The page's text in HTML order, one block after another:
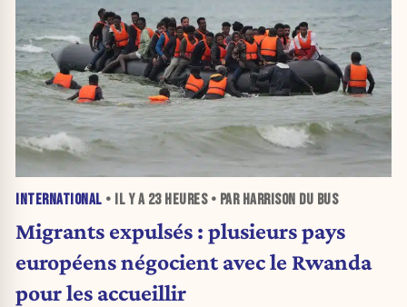
INTERNATIONAL • IL Y A 23 HEURES• PAR HARRISON DU BUS
Migrants expulsés : plusieurs pays
européens négocient avec le Rwanda
pour les accueillir